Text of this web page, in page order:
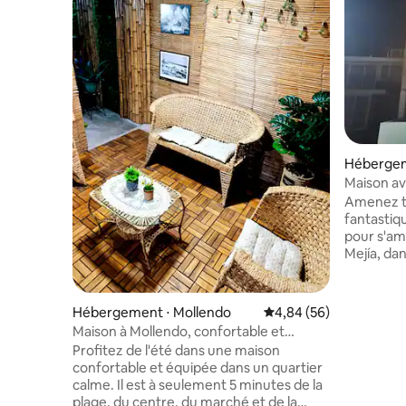
Hébergement ⋅ Mollendo Évaluation moyenne
4,84 (56)
Maison à Mollendo, confortable et
équipée
Profitez de l'été dans une maison
confortable et équipée dans un quartier
calme. Il est à seulement 5 minutes de la
plage, du centre, du marché et de la
Maison
Amenez
pour
Mejía,